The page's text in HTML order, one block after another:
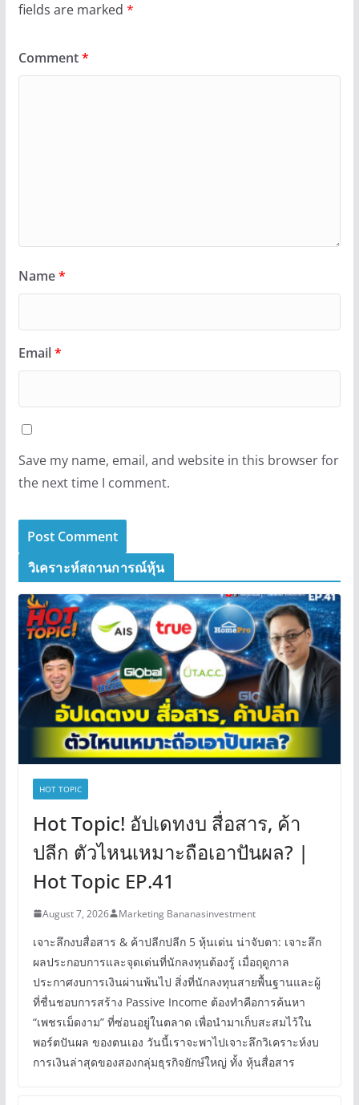
fields are marked *
Comment*
Name*
Email*
Save my name, email, and website in this browser for
the next time I comment.
วิเคราะห์สถานการณ์หุ้น
HOT TOPIC
Hot Topic! อัปเดทงบ สื่อสาร, ค้า
ปลีก ตัวไหนเหมาะถือเอาปันผล? |
Hot Topic EP.41
August 7, 2026 Marketing Bananasinvestment
เจาะลึกงบสื่อสาร & ค้าปลีกปลีก 5 หุ้นเด่น น่าจับตา: เจาะลึก
ผลประกอบการและจุดเด่นที่นักลงทุนต้องรู้ เมื่อฤดูกาล
ประกาศงบการเงินผ่านพ้นไป สิ่งที่นักลงทุนสายพื้นฐานและผู้
ที่ชื่นชอบการสร้าง Passive Income ต้องทำคือการค้นหา
“เพชรเม็ดงาม” ที่ซ่อนอยู่ในตลาด เพื่อนำมาเก็บสะสมไว้ใน
พอร์ตปันผล ของตนเอง วันนี้เราจะพาไปเจาะลึกวิเคราะห์งบ
การเงินล่าสุดของสองกลุ่มธุรกิจยักษ์ใหญ่ ทั้ง หุ้นสื่อสาร